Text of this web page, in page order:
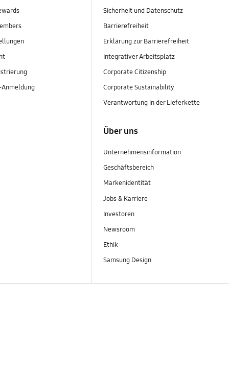
Sicherheit und Datenschutz
Barrierefreiheit
Erklärung zur Barrierefreiheit
Integrativer Arbeitsplatz
Corporate Citizenship
Corporate Sustainability
Verantwortung in der Lieferkette
Über uns
Unternehmensinformation
Geschäftsbereich
Markenidentität
Jobs & Karriere
Investoren
Newsroom
Ethik
Samsung Design